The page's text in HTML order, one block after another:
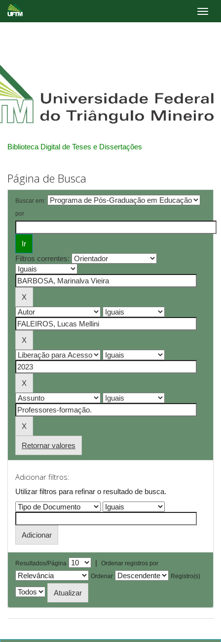
Biblioteca Digital de Teses e Dissertações
Página de Busca
Buscar em:
por
Filtros correntes:
Retornar valores
Adicionar filtros:
Utilizar filtros para refinar o resultado de busca.
Resultados/Página |
Ordenar registros por
Ordenar
Registro(s)